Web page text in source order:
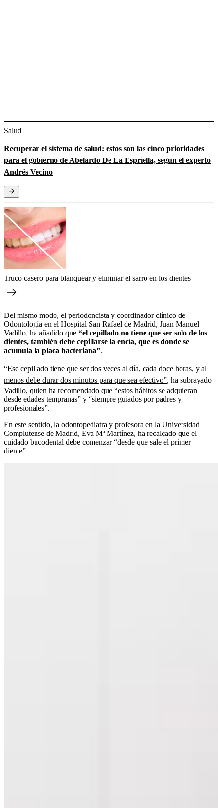
Salud
Recuperar el sistema de salud: estos son las cinco prioridades
para el gobierno de Abelardo De La Espriella, según el experto
Andrés Vecino
Truco casero para blanquear y eliminar el sarro en los dientes
Del mismo modo, el periodoncista y coordinador clínico de
Odontología en el Hospital San Rafael de Madrid, Juan Manuel
Vadillo, ha añadido que “el cepillado no tiene que ser solo de los
dientes, también debe cepillarse la encía, que es donde se
acumula la placa bacteriana”.
“Ese cepillado tiene que ser dos veces al día, cada doce horas, y al
menos debe durar dos minutos para que sea efectivo”, ha subrayado
Vadillo, quien ha recomendado que “estos hábitos se adquieran
desde edades tempranas” y “siempre guiados por padres y
profesionales”.
En este sentido, la odontopediatra y profesora en la Universidad
Complutense de Madrid, Eva Mª Martínez, ha recalcado que el
cuidado bucodental debe comenzar “desde que sale el primer
diente”.